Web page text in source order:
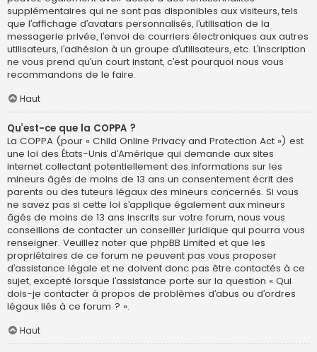
supplémentaires qui ne sont pas disponibles aux visiteurs, tels
que l’affichage d’avatars personnalisés, l’utilisation de la
messagerie privée, l’envoi de courriers électroniques aux autres
utilisateurs, l’adhésion à un groupe d’utilisateurs, etc. L’inscription
ne vous prend qu’un court instant, c’est pourquoi nous vous
recommandons de le faire.
Haut
Qu’est-ce que la COPPA ?
La COPPA (pour « Child Online Privacy and Protection Act ») est
une loi des États-Unis d’Amérique qui demande aux sites
internet collectant potentiellement des informations sur les
mineurs âgés de moins de 13 ans un consentement écrit des
parents ou des tuteurs légaux des mineurs concernés. Si vous
ne savez pas si cette loi s’applique également aux mineurs
âgés de moins de 13 ans inscrits sur votre forum, nous vous
conseillons de contacter un conseiller juridique qui pourra vous
renseigner. Veuillez noter que phpBB Limited et que les
propriétaires de ce forum ne peuvent pas vous proposer
d’assistance légale et ne doivent donc pas être contactés à ce
sujet, excepté lorsque l’assistance porte sur la question « Qui
dois-je contacter à propos de problèmes d’abus ou d’ordres
légaux liés à ce forum ? ».
Haut